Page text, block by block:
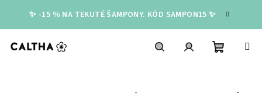
obsah
✨ -15 % NA TEKUTÉ ŠAMPONY. KÓD SAMPON15 ✨